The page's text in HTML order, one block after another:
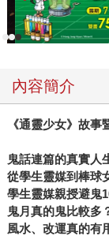
JUNIOE 7週年巴
男夢裡。 不過從
「不像漫畫」為
反銷到日本、韓
輝明來自金門，
系的兒子。美術
教，當時廣告設
自己編寫一本然
寫第二本，卻因
老闆，於是自費
內容簡介
《通靈少女》故
鬼話連篇的真實人
從學生靈媒到棒球
學生靈媒親授避鬼
鬼月真的鬼比較多
風水、改運真的有